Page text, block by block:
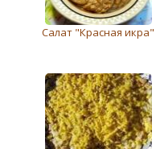
Салат "Красная икра"